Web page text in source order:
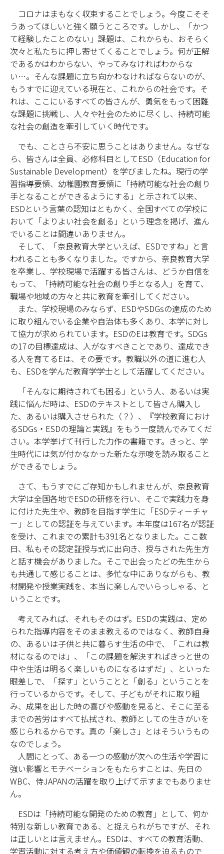
理数教育研究センター
特別支援教育研究センター
Nara ISC/ 国際戦略センター
こどもの学びと育ちセンター(C-CHILD)
保健センター
お問い合わせ窓口一覧
キャンパスマップ
サイトポリシー
サイトマップ
交通アクセス
同窓会
後援会
教員一覧
附属学校園
コロナはまもなく収束することでしょう。今度こそそ
うあってほしいと強く願うところです。しかし、「かつ
て経験したことのない」課題は、これからも、おそらく
次々と私たちに押し寄せてくることでしょう。何が正解
であるかはわからない、やってみなければわからな
い…。そんな課題に立ち向かわなければならないのが、
もうすでに迎えている現在と、これからの社会です。そ
れは、ここにいるすべての皆さんが、勇気をもって困難
な課題に挑戦し、人々や社会のために尽くし、持続可能
な社会の創造を牽引していく時代です。
でも、ことさら不安に思うことはありません。なぜな
ら、皆さんは全員、必修科目としてESD（Education for
Sustainable Development）を学びましたね。現行の学
習指導要領、幼稚園教育要領に「持続可能な社会の創り
手となることができるようにする」と示されて以来、
ESDという言葉の認知はともかく、全国すべての学校に
おいて「よりよい社会を創る」という理念を掲げ、進ん
でいることは間違いありません。
そして、「奈良教育大学といえば、ESDですね」と言
われることも多くなりました。ですから、奈良教育大学
を卒業し、学校現場で活躍する皆さんは、どうか自信を
もって、「持続可能な社会の創り手となる人」を育て、
職場や地域の方々と共に教育を牽引してください。
また、学校現場のみならず、ESDやSDGsの達成のため
に取り組んでいる企業や自治体も多くあり、本学に対し
て協力が求められています。ESDのEは教育です。SDGs
の17の目標達成は、人がなすべきことであり、達成でき
る人を育てるEは、その要です。教職以外の道に進む人
も、ESDを学んだ教育学学士として活躍してください。
「そんなに期待されても困る」という人、あるいは実
践に悩んだ時は、ESDのテキストとして皆さん購入し
た、あるいは購入させられた（？）、『学校教育におけ
るSDGs・ESDの理論と実践』をもう一度読んでみてくだ
さい。本学挙げて刊行した力作の書籍です。きっと、学
生時代には気が付かなかった新たな示唆を読み取ること
ができるでしょう。
さて、もうすでにご存知かもしれませんが、奈良教育
大学は全国各地でESDの研修を行い、そこで実践力を身
に付けた先生や、教師を目指す学生に「ESDティーチャ
ー」としての認証を与えています。本年度は167名が認証
を受け、これまでの累計も391名となりました。ここ数
日、私もその認定証授与式に出向き、授与された先生方
と話す機会がありました。そこで出会ったどの先生から
も共通して感じることは、多忙な中にありながらも、教
材開発や授業実践を、本当に楽しんでいらっしゃる、と
いうことです。
考えてみれば、それもそのはず。ESDの実践は、定め
られた指導内容をそのまま教えるのではなく、教師自身
の、あるいは子供と共に暮らす生活の中で、「これは教
材になるのでは」、「この課題を解決すればきっと世の
中や生活は明るく楽しいものになるはずだ」、といった
眼差しで、「探す」ということと「創る」ということを
行っているからです。そして、子どもがそれに取り組
み、成果を出した時の喜びや感動を見ると、そこに至る
までの苦労はすべて払拭され、教師としての生きがいを
感じられるからです。真の「楽しさ」とはそういうもの
なのでしょう。
人間にとって、ある一つの感動が次への生活や学習に
強い影響とモチベーションをもたらすことは、先日の
WBC、侍JAPANの活躍を取り上げて示すまでもありませ
ん。
ESDは「持続可能な開発のための教育」として、何か
特別な新しい教育である、と捉えられがちですが、それ
は正しいとは言えません。ESDは、すべての教育活動、
学習活動に対する考え方や価値観の転換を迫るもので